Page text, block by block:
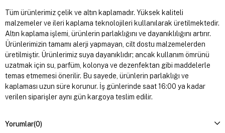
Tüm ürünlerimiz çelik ve altın kaplamadır. Yüksek kaliteli
malzemeler ve ileri kaplama teknolojileri kullanılarak üretilmektedir.
Altın kaplama işlemi, ürünlerin parlaklığını ve dayanıklılığını artırır.
Ürünlerimizin tamamı alerji yapmayan, cilt dostu malzemelerden
üretilmiştir. Ürünlerimiz suya dayanıklıdır; ancak kullanım ömrünü
uzatmak için su, parfüm, kolonya ve dezenfektan gibi maddelerle
temas etmemesi önerilir. Bu sayede, ürünlerin parlaklığı ve
kaplaması uzun süre korunur. İş günlerinde saat 16:00 ya kadar
verilen siparişler aynı gün kargoya teslim edilir.
Yorumlar(0)